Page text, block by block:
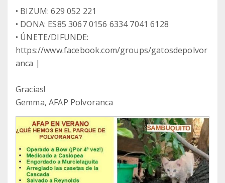
• BIZUM: 629 052 221
• DONA: ES85 3067 0156 6334 7041 6128
• ÚNETE/DIFUNDE:
https://www.facebook.com/groups/gatosdepolvor
anca |
Gracias!
Gemma, AFAP Polvoranca